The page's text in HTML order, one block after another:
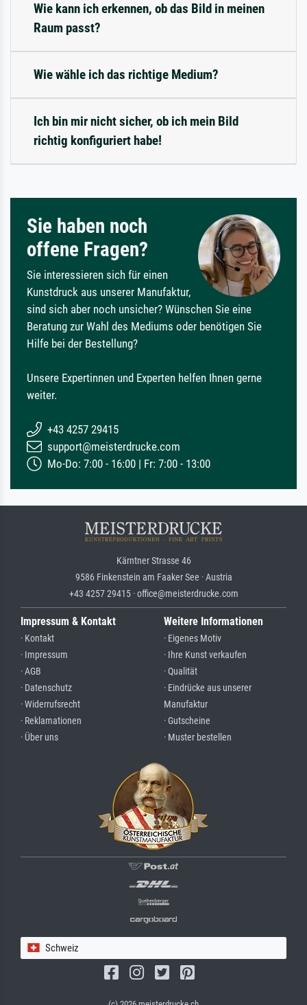
Wie kann ich erkennen, ob das Bild in meinen
Raum passt?
Wie wähle ich das richtige Medium?
Ich bin mir nicht sicher, ob ich mein Bild
richtig konfiguriert habe!
Sie haben noch
offene Fragen?
Sie interessieren sich für einen
Kunstdruck aus unserer Manufaktur,
sind sich aber noch unsicher? Wünschen Sie eine
Beratung zur Wahl des Mediums oder benötigen Sie
Hilfe bei der Bestellung?
Unsere Expertinnen und Experten helfen Ihnen gerne
weiter.
+43 4257 29415
support@meisterdrucke.com
Mo-Do: 7:00 - 16:00 | Fr: 7:00 - 13:00
Kärntner Strasse 46
9586 Finkenstein am Faaker See · Austria
+43 4257 29415 · office@meisterdrucke.com
Impressum & Kontakt
· Kontakt
· Impressum
· AGB
· Datenschutz
· Widerrufsrecht
· Reklamationen
· Über uns
Weitere Informationen
· Eigenes Motiv
· Ihre Kunst verkaufen
· Qualität
· Eindrücke aus unserer
Manufaktur
· Gutscheine
· Muster bestellen
Schweiz